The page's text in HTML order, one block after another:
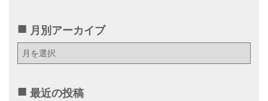
月別アーカイブ
月
別
カ 最近の投稿